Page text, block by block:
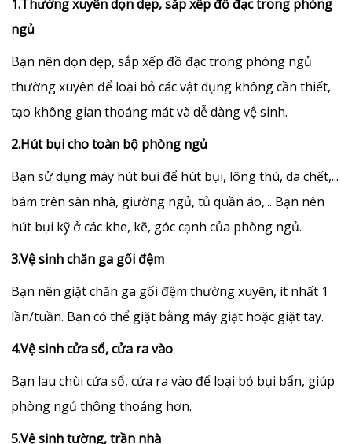
1.Thường xuyên dọn dẹp, sắp xếp đồ đạc trong phòng
ngủ
Bạn nên dọn dẹp, sắp xếp đồ đạc trong phòng ngủ
thường xuyên để loại bỏ các vật dụng không cần thiết,
tạo không gian thoáng mát và dễ dàng vệ sinh.
2.Hút bụi cho toàn bộ phòng ngủ
Bạn sử dụng máy hút bụi để hút bụi, lông thú, da chết,...
bám trên sàn nhà, giường ngủ, tủ quần áo,... Bạn nên
hút bụi kỹ ở các khe, kẽ, góc cạnh của phòng ngủ.
3.Vệ sinh chăn ga gối đệm
Bạn nên giặt chăn ga gối đệm thường xuyên, ít nhất 1
lần/tuần. Bạn có thể giặt bằng máy giặt hoặc giặt tay.
4.Vệ sinh cửa sổ, cửa ra vào
Bạn lau chùi cửa sổ, cửa ra vào để loại bỏ bụi bẩn, giúp
phòng ngủ thông thoáng hơn.
5.Vệ sinh tường, trần nhà